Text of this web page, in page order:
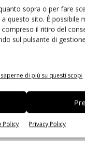
sopra o per fare
questo sito. È possibile
il ritiro del
sul pulsante di
di più su questi scopi
Policy Privacy Policy
caratterizzato da un
cavolo cappuccio
Seno Seed
tumori